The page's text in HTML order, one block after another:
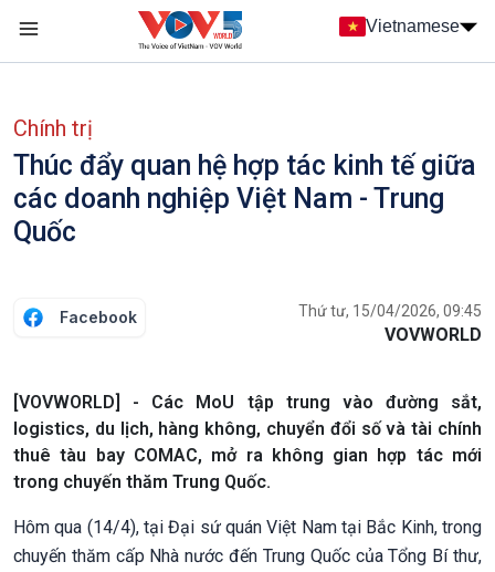
Nhảy đến nội dung
Vietnamese
Chính trị
Thúc đẩy quan hệ hợp tác kinh tế giữa
các doanh nghiệp Việt Nam - Trung
Quốc
Facebook Thứ tư, 15/04/2026, 09:45
VOVWORLD
[VOVWORLD] - Các MoU tập trung vào đường sắt,
logistics, du lịch, hàng không, chuyển đổi số và tài chính
thuê tàu bay COMAC, mở ra không gian hợp tác mới
trong chuyến thăm Trung Quốc.
Hôm qua (14/4), tại Đại sứ quán Việt Nam tại Bắc Kinh, trong
chuyến thăm cấp Nhà nước đến Trung Quốc của Tổng Bí thư,